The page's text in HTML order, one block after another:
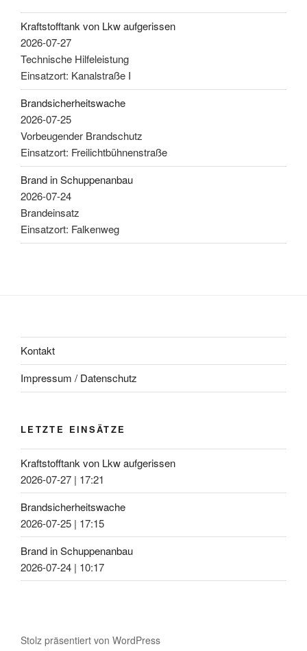
Kraftstofftank von Lkw aufgerissen
2026-07-27
Technische Hilfeleistung
Einsatzort: Kanalstraße I
Brandsicherheitswache
2026-07-25
Vorbeugender Brandschutz
Einsatzort: Freilichtbühnenstraße
Brand in Schuppenanbau
2026-07-24
Brandeinsatz
Einsatzort: Falkenweg
Kontakt
Impressum / Datenschutz
LETZTE EINSÄTZE
Kraftstofftank von Lkw aufgerissen
2026-07-27 | 17:21
Brandsicherheitswache
2026-07-25 | 17:15
Brand in Schuppenanbau
2026-07-24 | 10:17
Stolz präsentiert von WordPress